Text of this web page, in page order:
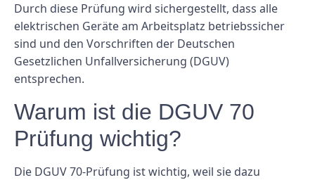
Durch diese Prüfung wird sichergestellt, dass alle
elektrischen Geräte am Arbeitsplatz betriebssicher
sind und den Vorschriften der Deutschen
Gesetzlichen Unfallversicherung (DGUV)
entsprechen.
Warum ist die DGUV 70
Prüfung wichtig?
Die DGUV 70-Prüfung ist wichtig, weil sie dazu